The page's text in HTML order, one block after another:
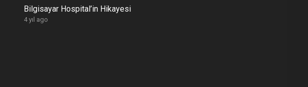
Bilgisayar Hospital’in Hikayesi
4 yıl ago